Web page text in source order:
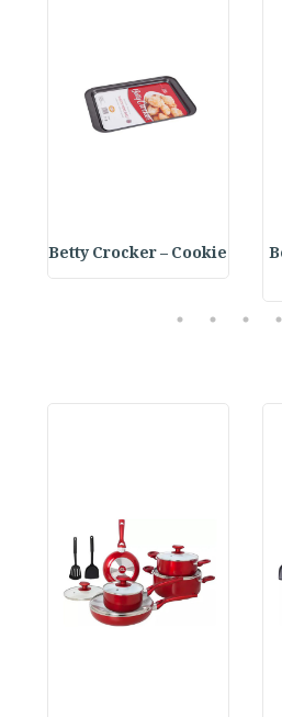
Betty Crocker – Cookie
2
3
4
5